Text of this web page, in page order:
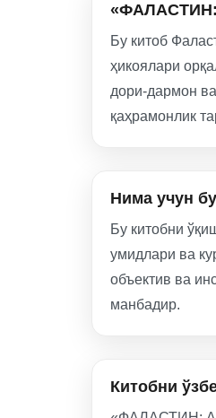
«ФАЛАСТИН:
Бу китоб
ҳикоялари
дори-дармон
қаҳрамонлик
Нима учун
Бу китобни
умидлари ва
объектив ва
манбадир.
Китобни